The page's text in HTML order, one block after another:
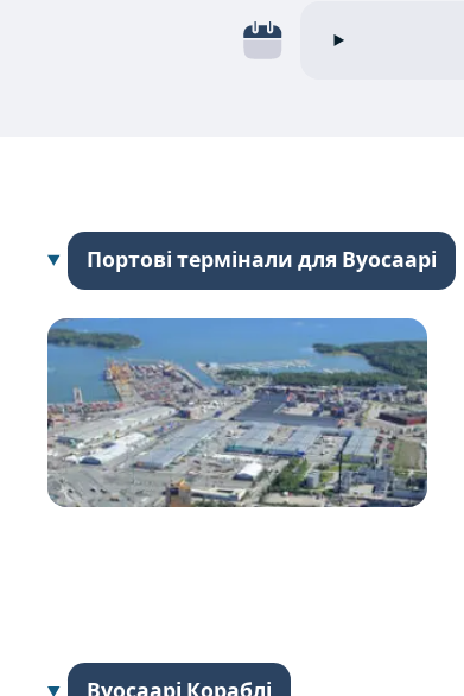
Портові термінали для Вуосаарі